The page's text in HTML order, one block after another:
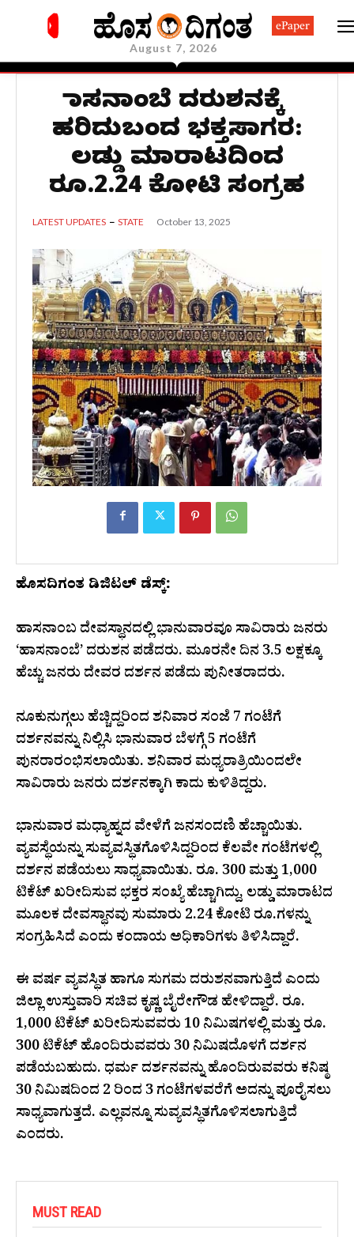
August 7, 2026
ePaper
ಹಾಸನಾಂಬೆ ದರುಶನಕ್ಕೆ
ಹರಿದುಬಂದ ಭಕ್ತಸಾಗರ:
ಲಡ್ಡು ಮಾರಾಟದಿಂದ
ರೂ.2.24 ಕೋಟಿ ಸಂಗ್ರಹ
LATEST UPDATES STATE October 13, 2025
ಹೊಸದಿಗಂತ ಡಿಜಿಟಲ್‌ ಡೆಸ್ಕ್‌:
ಹಾಸನಾಂಬ ದೇವಸ್ಥಾನದಲ್ಲಿ ಭಾನುವಾರವೂ ಸಾವಿರಾರು ಜನರು
‘ಹಾಸನಾಂಬೆ’ ದರುಶನ ಪಡೆದರು. ಮೂರನೇ ದಿನ 3.5 ಲಕ್ಷಕ್ಕೂ
ಹೆಚ್ಚು ಜನರು ದೇವರ ದರ್ಶನ ಪಡೆದು ಪುನೀತರಾದರು.
ನೂಕುನುಗ್ಗಲು ಹೆಚ್ಚಿದ್ದರಿಂದ ಶನಿವಾರ ಸಂಜೆ 7 ಗಂಟೆಗೆ
ದರ್ಶನವನ್ನು ನಿಲ್ಲಿಸಿ ಭಾನುವಾರ ಬೆಳಗ್ಗೆ 5 ಗಂಟೆಗೆ
ಪುನರಾರಂಭಿಸಲಾಯಿತು. ಶನಿವಾರ ಮಧ್ಯರಾತ್ರಿಯಿಂದಲೇ
ಸಾವಿರಾರು ಜನರು ದರ್ಶನಕ್ಕಾಗಿ ಕಾದು ಕುಳಿತಿದ್ದರು.
ಭಾನುವಾರ ಮಧ್ಯಾಹ್ನದ ವೇಳೆಗೆ ಜನಸಂದಣಿ ಹೆಚ್ಚಾಯಿತು.
ವ್ಯವಸ್ಥೆಯನ್ನು ಸುವ್ಯವಸ್ಥಿತಗೊಳಿಸಿದ್ದರಿಂದ ಕೆಲವೇ ಗಂಟೆಗಳಲ್ಲಿ
ದರ್ಶನ ಪಡೆಯಲು ಸಾಧ್ಯವಾಯಿತು. ರೂ. 300 ಮತ್ತು 1,000
ಟಿಕೆಟ್ ಖರೀದಿಸುವ ಭಕ್ತರ ಸಂಖ್ಯೆ ಹೆಚ್ಚಾಗಿದ್ದು, ಲಡ್ಡು ಮಾರಾಟದ
ಮೂಲಕ ದೇವಸ್ಥಾನವು ಸುಮಾರು 2.24 ಕೋಟಿ ರೂ.ಗಳನ್ನು
ಸಂಗ್ರಹಿಸಿದೆ ಎಂದು ಕಂದಾಯ ಅಧಿಕಾರಿಗಳು ತಿಳಿಸಿದ್ದಾರೆ.
ಈ ವರ್ಷ ವ್ಯವಸ್ಥಿತ ಹಾಗೂ ಸುಗಮ ದರುಶನವಾಗುತ್ತಿದೆ ಎಂದು
ಜಿಲ್ಲಾ ಉಸ್ತುವಾರಿ ಸಚಿವ ಕೃಷ್ಣ ಬೈರೇಗೌಡ ಹೇಳಿದ್ದಾರೆ. ರೂ.
1,000 ಟಿಕೆಟ್ ಖರೀದಿಸುವವರು 10 ನಿಮಿಷಗಳಲ್ಲಿ ಮತ್ತು ರೂ.
300 ಟಿಕೆಟ್ ಹೊಂದಿರುವವರು 30 ನಿಮಿಷದೊಳಗೆ ದರ್ಶನ
ಪಡೆಯಬಹುದು. ಧರ್ಮ ದರ್ಶನವನ್ನು ಹೊಂದಿರುವವರು ಕನಿಷ್ಠ
30 ನಿಮಿಷದಿಂದ 2 ರಿಂದ 3 ಗಂಟೆಗಳವರೆಗೆ ಅದನ್ನು ಪೂರೈಸಲು
ಸಾಧ್ಯವಾಗುತ್ತದೆ. ಎಲ್ಲವನ್ನೂ ಸುವ್ಯವಸ್ಥಿತಗೊಳಿಸಲಾಗುತ್ತಿದೆ
ಎಂದರು.
MUST READ